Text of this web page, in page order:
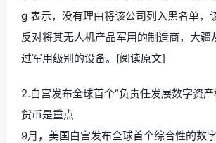
g 表示，没有理由将该公司列入黑名单，
反对将其无人机产品军用的制造商，大疆
过军用级别的设备。[阅读原文]
2.白宫发布全球首个“负责任发展数字资
货币是重点
9月，美国白宫发布全球首个综合性的数